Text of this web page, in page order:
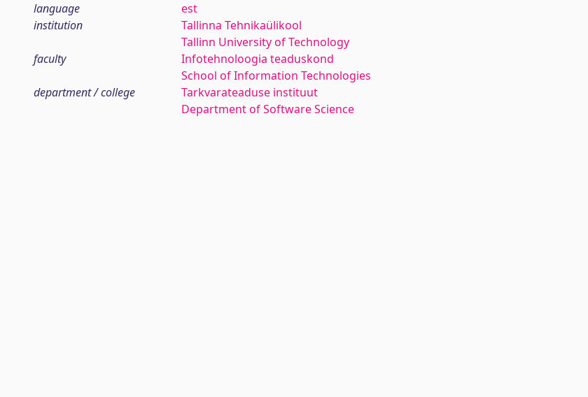
language
est
institution
Tallinna Tehnikaülikool
Tallinn University of Technology
faculty
Infotehnoloogia teaduskond
School of Information Technologies
department / college
Tarkvarateaduse instituut
Department of Software Science